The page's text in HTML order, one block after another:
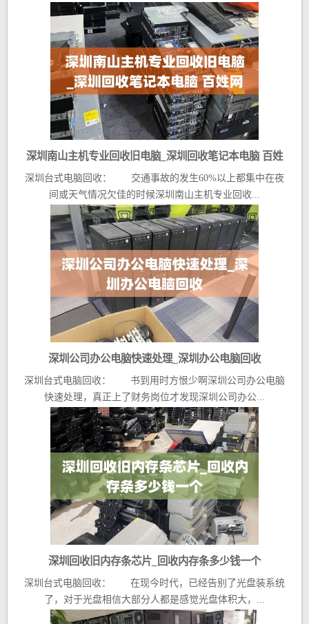
深圳南山主机专业回收旧电脑_深圳回收笔记本电脑 百姓
网
深圳台式电脑回收： 交通事故的发生60%以上都集中在夜
间或天气情况欠佳的时候深圳南山主机专业回收...
深圳公司办公电脑快速处理_深圳办公电脑回收
深圳台式电脑回收： 书到用时方恨少啊深圳公司办公电脑
快速处理，真正上了财务岗位才发现深圳公司办公...
深圳回收旧内存条芯片_回收内存条多少钱一个
深圳台式电脑回收： 在现今时代，已经告别了光盘装系统
了，对于光盘相信大部分人都是感觉光盘体积大，...